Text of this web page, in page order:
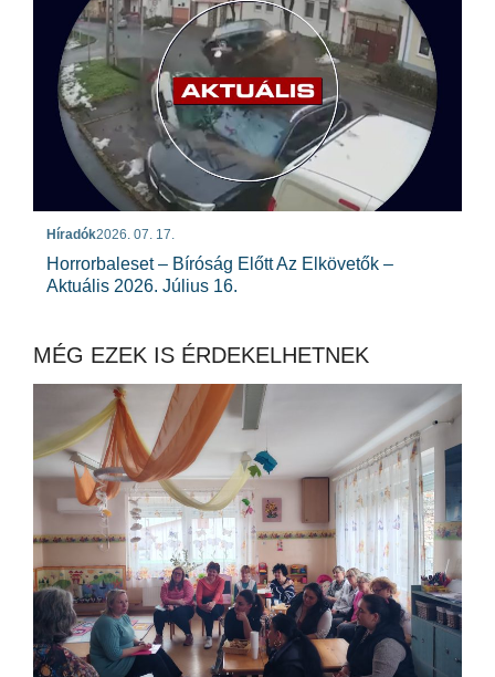
Híradók2026. 07. 17.
Horrorbaleset – Bíróság Előtt Az Elkövetők –
Aktuális 2026. Július 16.
MÉG EZEK IS ÉRDEKELHETNEK